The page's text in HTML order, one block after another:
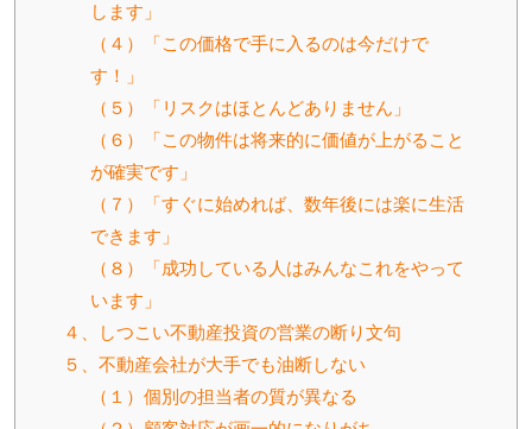
します」
（４）「この価格で手に入るのは今だけで
す！」
（５）「リスクはほとんどありません」
（６）「この物件は将来的に価値が上がること
が確実です」
（７）「すぐに始めれば、数年後には楽に生活
できます」
（８）「成功している人はみんなこれをやって
います」
４、しつこい不動産投資の営業の断り文句
５、不動産会社が大手でも油断しない
（１）個別の担当者の質が異なる